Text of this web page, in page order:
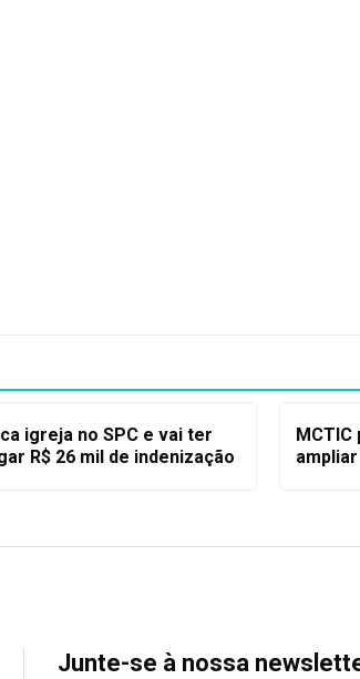
igreja no SPC e vai ter
R$ 26 mil de indenização
Junte-se à nossa